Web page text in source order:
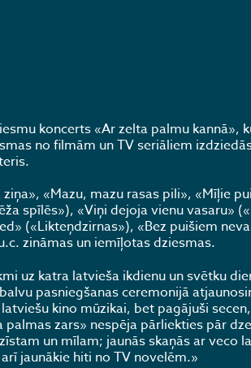
koncerts «Ar zelta palmu kannā»,
no filmām un TV seriāliem
«Mazu, mazu rasas pili», «Mīļie
spīlēs»), «Viņi dejoja vienu vasaru»
(«Likteņdzirnas»), «Bez puišiem
zināmas un iemīļotas dziesmas.
uz katra latvieša ikdienu un svētku
pasniegšanas ceremonijā
kino mūzikai, bet pagājuši
zars» nespēja pārliekties pār
un mīlam; jaunās skaņās ar veco
jaunākie hiti no TV novelēm.»